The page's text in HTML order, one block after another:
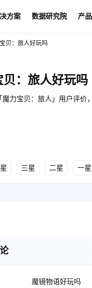
方案 数据研究院 产
贝：旅人好玩吗
贝：旅人好玩吗
魔力宝贝：旅人」用户评价
三星 二星 一星
魔镜物语好玩吗